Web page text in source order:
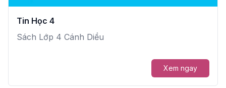
Tin Học 4
Sách Lớp 4 Cánh Diều
Xem ngay